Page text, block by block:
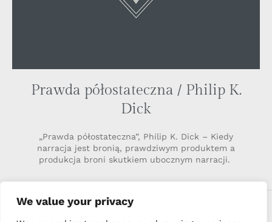
We value your privacy
Prawda półostateczna / Philip K.
Dick
„Prawda półostateczna”, Philip K. Dick – Kiedy
narracja jest bronią, prawdziwym produktem a
produkcja broni skutkiem ubocznym narracji.
COMMENTS